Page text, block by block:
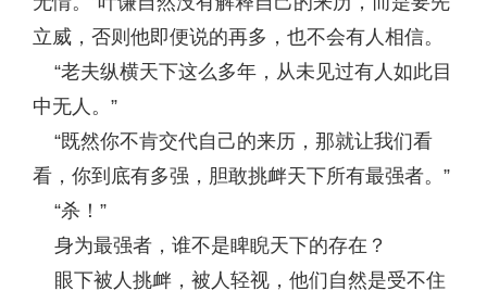
立威，否则他即便说的再多，也不会有人相信。
“老夫纵横天下这么多年，从未见过有人如此目
中无人。”
“既然你不肯交代自己的来历，那就让我们看
看，你到底有多强，胆敢挑衅天下所有最强者。”
“杀！”
身为最强者，谁不是睥睨天下的存在？
眼下被人挑衅，被人轻视，他们自然是受不住